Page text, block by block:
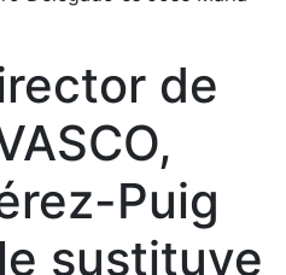
de
Puig
sustituye